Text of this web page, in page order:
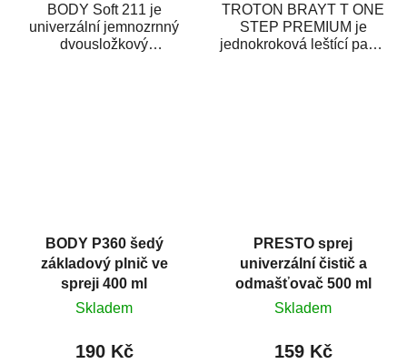
BODY Soft 211 je
univerzální jemnozrnný
dvousložkový
TROTON BRAYT T ONE
STEP PREMIUM je
jednokroková leštící pasta
BODY P360 šedý
základový plnič ve
spreji 400 ml
Skladem
190 Kč
PRESTO sprej
univerzální čistič a
odmašťovač 500 ml
Skladem
159 Kč